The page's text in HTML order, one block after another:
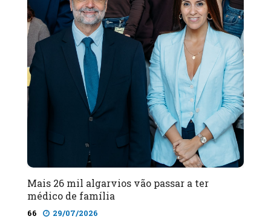
Mais 26 mil algarvios vão passar a ter
médico de família
66 29/07/2026